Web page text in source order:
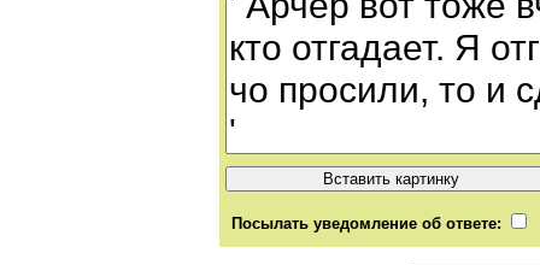
Посылать уведомление об ответе: